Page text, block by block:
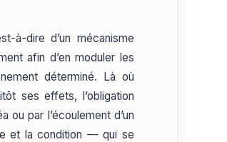
à-dire d’un mécanisme
afin d’en moduler les
déterminé. Là où
ses effets, l’obligation
ou par l’écoulement d’un
et la condition — qui se